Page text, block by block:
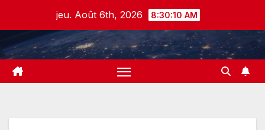
content
jeu. Août 6th, 2026 8:30:10 AM